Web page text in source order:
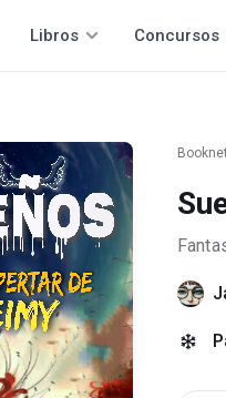
Libros Concursos
Booknet